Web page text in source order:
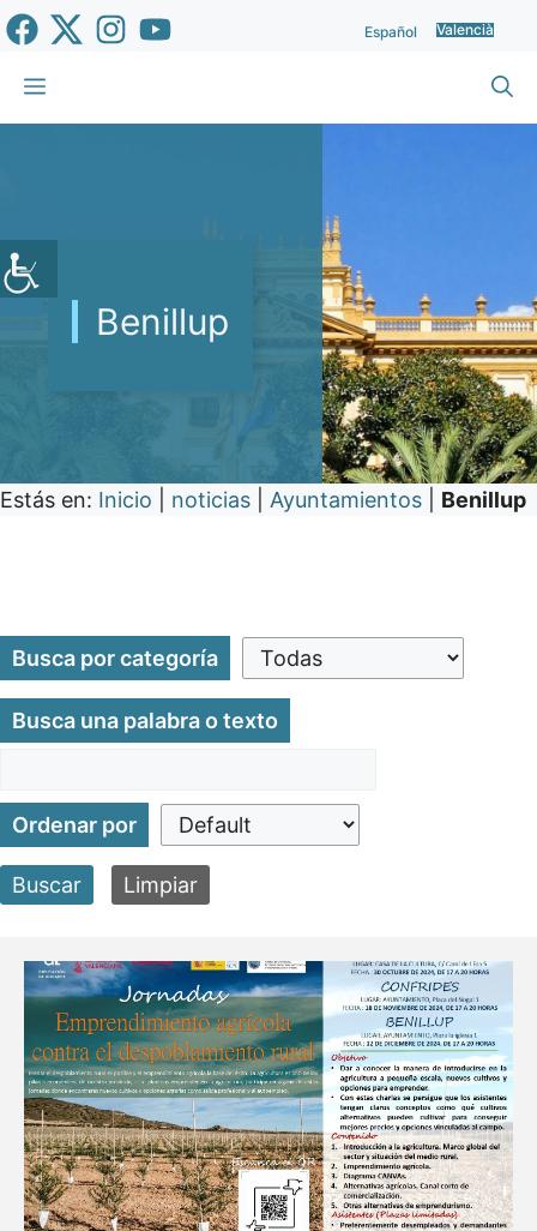
Vés
al
contingut
Español Valencià
Menu
Benillup
Estás en: Inicio noticias Ayuntamientos Benillup
Busca por categoría
Busca una palabra o texto
Ordenar por
Buscar Limpiar